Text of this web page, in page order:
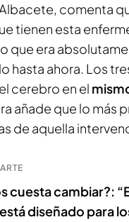
comenta
tienen esta
que era
hasta ahora. Los
cerebro en el
añade que lo más
de aquella
cuesta cambiar?:
diseñado para